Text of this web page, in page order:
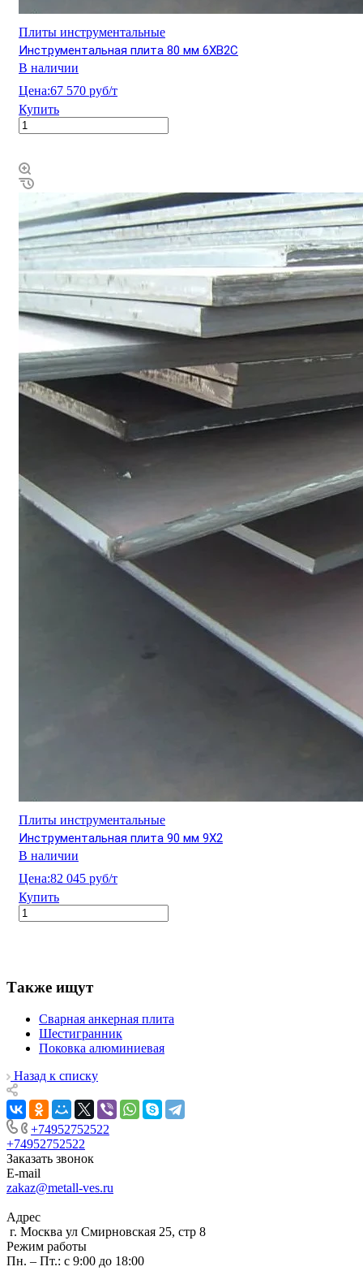
Плиты инструментальные
Инструментальная плита 80 мм 6ХВ2С
В наличии
Цена:67 570 руб/т
Купить
Плиты инструментальные
Инструментальная плита 90 мм 9Х2
В наличии
Цена:82 045 руб/т
Купить
Также ищут
Сварная анкерная плита
Шестигранник
Поковка алюминиевая
Назад к списку
+74952752522
+74952752522
Заказать звонок
E-mail
zakaz@metall-ves.ru
Адрес
г. Москва ул Смирновская 25, стр 8
Режим работы
Пн. – Пт.: с 9:00 до 18:00